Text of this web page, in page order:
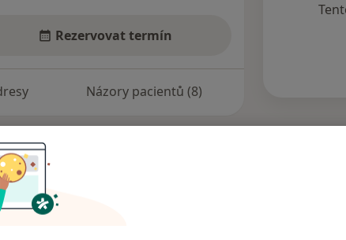
Rezervovat termín
Názory pacientů (8)
oblasti ORL dospělých i dětských
technik.